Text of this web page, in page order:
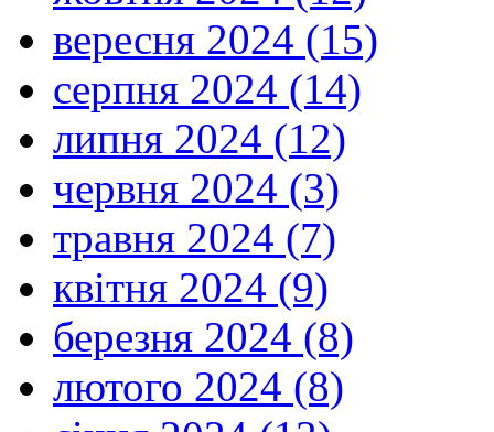
вересня 2024 (15)
серпня 2024 (14)
липня 2024 (12)
червня 2024 (3)
травня 2024 (7)
квітня 2024 (9)
березня 2024 (8)
лютого 2024 (8)